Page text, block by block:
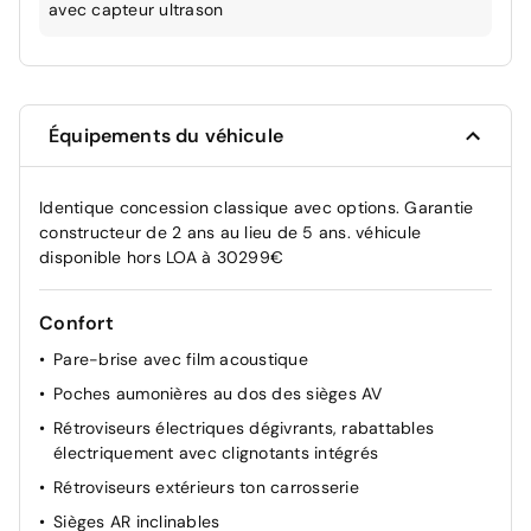
avec capteur ultrason
Équipements du véhicule
Identique concession classique avec options. Garantie
constructeur de 2 ans au lieu de 5 ans. véhicule
disponible hors LOA à 30299€
Confort
Pare-brise avec film acoustique
Poches aumonières au dos des sièges AV
Rétroviseurs électriques dégivrants, rabattables
électriquement avec clignotants intégrés
Rétroviseurs extérieurs ton carrosserie
Sièges AR inclinables